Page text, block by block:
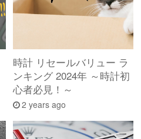
時計 リセールバリュー ラ
ンキング 2024年 ～時計初
心者必見！～
2 years ago